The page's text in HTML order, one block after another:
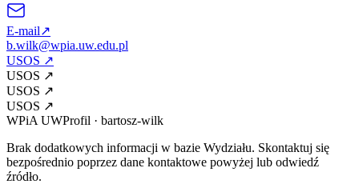
E-mail↗
b.wilk@wpia.uw.edu.pl
USOS ↗
USOS ↗
USOS ↗
USOS ↗
WPiA UWProfil · bartosz-wilk
Brak dodatkowych informacji w bazie Wydziału. Skontaktuj się
bezpośrednio poprzez dane kontaktowe powyżej lub odwiedź
źródło.